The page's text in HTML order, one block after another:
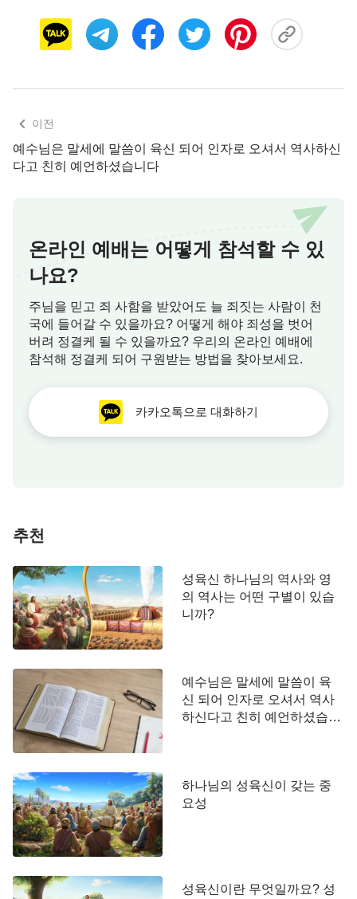
으면서 명확한 목표와 방향 및 정확한 실행의 길이
생겼습니다. 예를 들면, 우리는 예수님의 말씀을 통
용서할 때 일흔 번씩 일곱 번이라도 용서하고, 이웃
을 내 몸같이 사랑하며, 남을 포용하고 인내하는 사
로 성육신하신 하나님의 말씀과 사역을 통해서 하나
약함을 아시고 죄인에게 회개할 기회를 주셨다는 것
앞에 나와서 진심으로 회
개하고 죄를 자백한다면 제사를 드리지 않아도 하나
님의 용서와 사함을 받을 수 있었습니다. 인류는 더
임당할까 걱정할 필요가 없어졌고, 율법의 속박에서
벗어났습니다. 하나님 성육신의 역사로 하나님을 믿
는 사람의 진실한 믿음과 외식하는 것을 분명히 드러
내 보이셨고, 사람들에게 하나님이 어떤 사람을 기뻐
하시는지 어떤 사람을 미워하시는지를 알게 하셨습
니다. 예를 들면, 바리새인은 회당에서 으뜸을 차지
들을 본받아 따르며 하나님을 믿었습니다. 그러나 예
수님은 바리새인의 외식하는 본질과 진상을 꿰뚫어
보시고 여러 번 그들에게 화가 있으리라며 정죄하고
저주했습니다. 이로써 하나님을 믿는 사람들이 분별
할 줄 알게 하셨습니다. 이 모든 것은 하나님 성육신
이셨기에 가능한 것이었고, 영의 사역으로는 절대 이
런 효과를 얻을 수 없습니다.
하나님이 하신 말씀과 같습니다.『타락한 사람에
게는 정확한 말씀과 명확한 추구 목표, 볼 수 있고 만
적으로 사역하고 제때에 인도해야만 사람의 기호에
맞고, 실제적인 사역만이 사람을 부패하고 타락한 성
품에서 구원해 낼 수 있다. 이런 것들은 성육신한 하
나님만이 할 수 있고, 성육신한 하나님만이 사람을
부패하고 타락한 옛 성품에서 구원해 낼 수 있다.』
이전
예수님은 말세에 말씀이 육신 되어 인자로 오셔서 역사하신
다고 친히 예언하셨습니다
온라인 예배는 어떻게 참석할 수 있
나요?
주님을 믿고 죄 사함을 받았어도 늘 죄짓는 사람이 천
국에 들어갈 수 있을까요? 어떻게 해야 죄성을 벗어
버려 정결케 될 수 있을까요? 우리의 온라인 예배에
참석해 정결케 되어 구원받는 방법을 찾아보세요.
카카오톡으로 대화하기
추천
성육신 하나님의 역사와 영
의 역사는 어떤 구별이 있습
니까?
예수님은 말세에 말씀이 육
신 되어 인자로 오셔서 역사
하신다고 친히 예언하셨습니
하나님의 성육신이 갖는 중
요성
성육신이란 무엇일까요? 성